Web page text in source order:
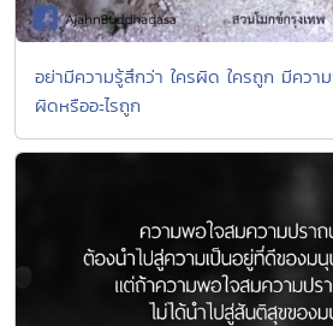
อย่ามีความรู้สึกว่า ใครผิด ใครถูก มีความ
ผิดหรืออะไรถูก